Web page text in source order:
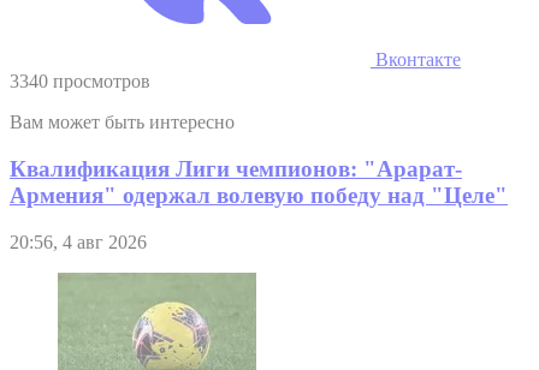
Вконтакте
3340 просмотров
Вам может быть интересно
Квалификация Лиги чемпионов: "Арарат-
Армения" одержал волевую победу над "Целе"
20:56, 4 авг 2026